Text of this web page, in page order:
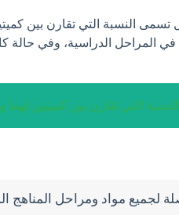
تسمى النسبة التي تقارن بين
في المراحل الدراسية، وفي حالة
التي تقارن بين كميتين لهما
لجميع مواد ومراحل المناهج